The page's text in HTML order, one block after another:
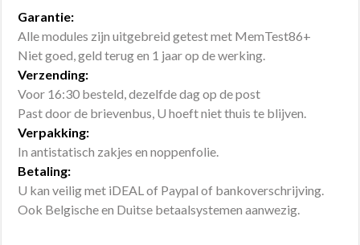
Garantie:
Alle modules zijn uitgebreid getest met MemTest86+
Niet goed, geld terug en 1 jaar op de werking.
Verzending:
Voor 16:30 besteld, dezelfde dag op de post
Past door de brievenbus, U hoeft niet thuis te blijven.
Verpakking:
In antistatisch zakjes en noppenfolie.
Betaling:
U kan veilig met iDEAL of Paypal of bankoverschrijving.
Ook Belgische en Duitse betaalsystemen aanwezig.